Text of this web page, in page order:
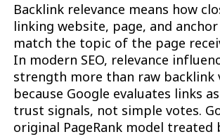
Backlink relevance means how
linking website, page, and
match the topic of the page
In modern SEO, relevance
strength more than raw backlink
because Google evaluates links
trust signals, not simple votes.
original PageRank model treated